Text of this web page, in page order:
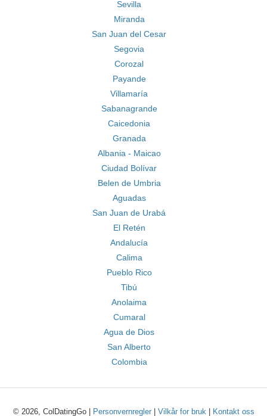
Sevilla
Miranda
San Juan del Cesar
Segovia
Corozal
Payande
Villamaría
Sabanagrande
Caicedonia
Granada
Albania - Maicao
Ciudad Bolívar
Belen de Umbria
Aguadas
San Juan de Urabá
El Retén
Andalucía
Calima
Pueblo Rico
Tibú
Anolaima
Cumaral
Agua de Dios
San Alberto
Colombia
© 2026, ColDatingGo | Personvernregler| Vilkår for bruk| Kontakt oss